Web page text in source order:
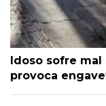
Idoso sofre
provoca